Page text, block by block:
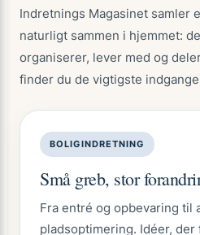
Indretnings Magasinet samler
naturligt sammen i hjemmet:
organiserer, lever med og
finder du de vigtigste
BOLIGINDRETNING
Små greb, stor
Fra entré og opbevaring til
pladsoptimering. Idéer,